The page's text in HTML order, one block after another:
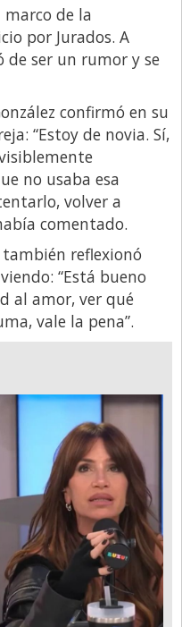
marco de la
por Jurados. A
ser un rumor y se
confirmó en su
“Estoy de novia. Sí,
no usaba esa
volver a
comentado.
reflexionó
“Está bueno
al amor, ver qué
vale la pena”.